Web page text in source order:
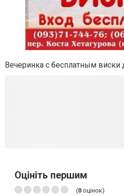
Вечеринка с бесплатным
Оцініть першим
(0 оцінок)